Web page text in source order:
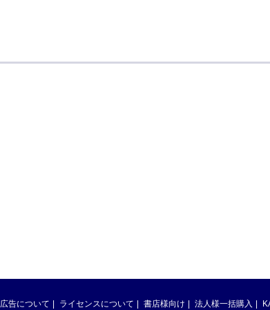
広告について ライセンスについて 書店様向け 法人様一括購入